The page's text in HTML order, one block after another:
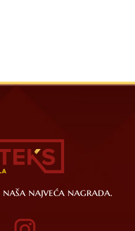
najveća nagrada.